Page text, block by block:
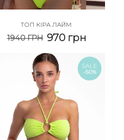
ТОП КІРА ЛАЙМ
1940ГРН 970 грн
SALE
-50%